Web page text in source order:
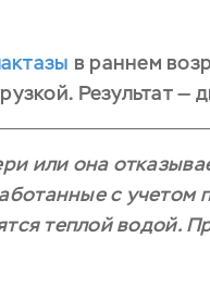
в раннем
Результат
или она
с учетом
теплой водой.